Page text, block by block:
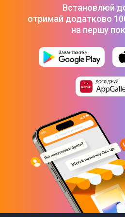
Ігрова консоль PlayStation 5
Ops 6)- 26 999 ₴
Встановлюй
отримай додатково
на першу